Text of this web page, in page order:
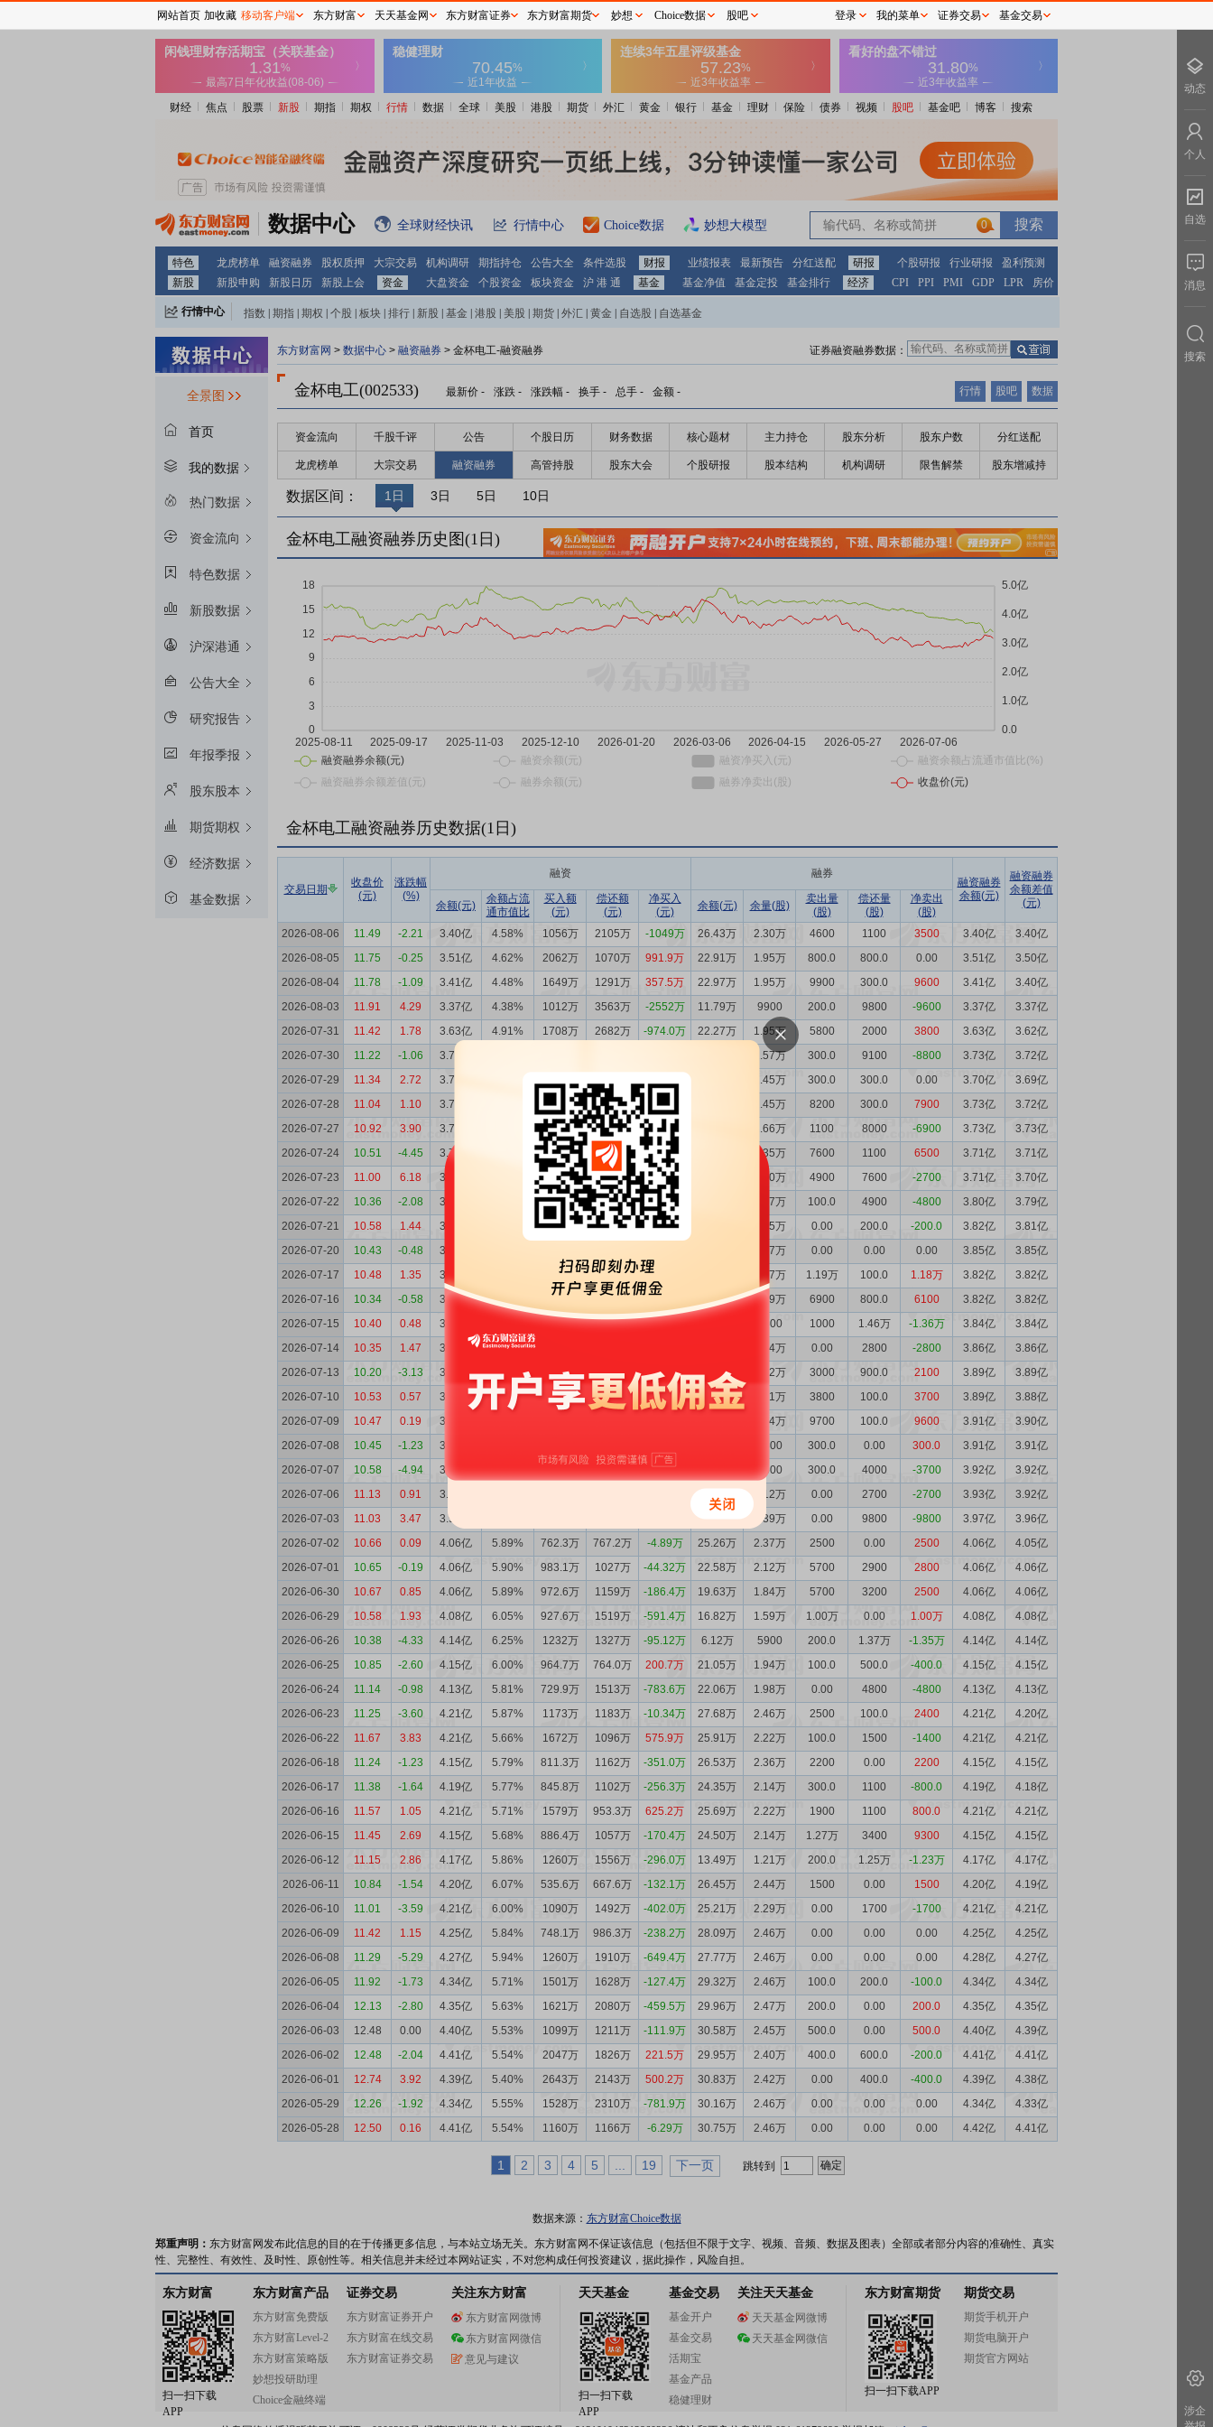
财经 焦点 股票 新股 期指 期权 行情 数据 全球 美股 港股 期货 外汇 黄金 银行 基金 理财 保险 债券 视频 股吧 基金吧 博客 搜索
数据中心 全球财经快讯 行情中心 Choice数据 妙想大模型 0
特色 龙虎榜单 融资融券 股权质押 大宗交易 机构调研 期指持仓 公告大全 条件选股 财报 业绩报表 最新预告 分红送配 研报 个股研报 行业研报
盈利预测
新股
新股申购 新股日历 新股上会 资金 大盘资金 个股资金 板块资金 沪 港 通 基金 基金净值 基金定投 基金排行 经济 CPI PPI PMI GDP LPR 房价
行情中心 指数 期指 期权 个股 板块 排行 新股 基金 港股 美股 期货 外汇 黄金 自选股 自选基金
全景图
首页
我的数据
热门数据
资金流向
特色数据
新股数据
沪深港通
公告大全
研究报告
年报季报
股东股本
期货期权
经济数据
基金数据
东方财富网 > 数据中心 > 融资融券 > 金杯电工-融资融券 证券融资融券数据：
金杯电工(002533) 最新价 - 涨跌 - 涨跌幅 - 换手 - 总手 - 金额 - 行情 股吧 数据
资金流向 千股千评 公告 个股日历 财务数据 核心题材 主力持仓 股东分析 股东户数 分红送配
龙虎榜单 大宗交易 融资融券 高管持股 股东大会 个股研报 股本结构 机构调研 限售解禁 股东增减持
数据区间： 1日 3日 5日 10日
金杯电工融资融券历史图(1 日)
金杯电工融资融券历史数据(1 日)
交易日期
收盘价
(元)
涨跌幅
(%)
融资 融券
融资融券
余额(元)
融资融券
余额差值
(元)
余额(元)
余额占流
通市值比
买入额
(元)
偿还额
(元)
净买入
(元)
余额(元) 余量(股)
卖出量
(股)
偿还量
(股)
净卖出
(股)
2026-08-06
11.49 -2.21 3.40亿 4.58% 1056万 2105万 -1049万 26.43万 2.30万 4600 1100 3500 3.40亿
3.40亿
2026-08-05
11.75 -0.25 3.51亿 4.62% 2062万 1070万 991.9万 22.91万 1.95万 800.0 800.0 0.00 3.51亿
3.50亿
2026-08-04
11.78 -1.09 3.41亿 4.48% 1649万 1291万 357.5万 22.97万 1.95万 9900 300.0 9600 3.41亿
3.40亿
2026-08-03
11.91 4.29 3.37亿 4.38% 1012万 3563万 -2552万 11.79万 9900 200.0 9800 -9600 3.37亿
3.37亿
2026-07-31
11.42 1.78 3.63亿 4.91% 1708万 2682万 -974.0万 22.27万 1.95万 5800 2000 3800 3.63亿
3.62亿
2026-07-30
11.22 -1.06 3.72亿 1.57万 300.0 9100 -8800 3.73亿
3.72亿
2026-07-29
11.34 2.72 3.70亿 2.45万 300.0 300.0 0.00 3.70亿
3.69亿
2026-07-28
11.04 1.10 3.73亿 792.9万 830.8万 -37.86万 2.45万 8200 300.0 7900 3.73亿
3.72亿
2026-07-27
10.92 3.90 3.73亿 1180万 988.5万 191.2万 1.66万 1100 8000 -6900 3.73亿
3.73亿
2026-07-24
10.51 -4.45 3.71亿 891.3万 813.5万 77.86万 2.35万 7600 1100 6500 3.71亿
3.71亿
2026-07-23
11.00 6.18 3.70亿 1345万 2249万 -904.1万 1.70万 4900 7600 -2700 3.71亿
3.70亿
2026-07-22
10.36 -2.08 3.79亿 1100万 1308万 -208.1万 1.97万 100.0 4900 -4800 3.80亿
3.79亿
2026-07-21
10.58 1.44 3.81亿 1013万 1370万 -356.6万 2.45万 0.00 200.0 -200.0 3.82亿
3.81亿
2026-07-20
10.43 -0.48 3.85亿 2.47万 0.00 0.00 0.00 3.85亿
3.85亿
2026-07-17
10.48 1.35 3.82亿 956.0万 982.0万 -25.96万 2.47万 1.19万 100.0 1.18万 3.82亿
3.82亿
2026-07-16
10.34 -0.58 3.82亿 5.72% 324.7万 481.9万 -157.2万 13.34万 1.29万 6900 800.0 6100 3.82亿
3.82亿
2026-07-15
10.40 0.48 3.84亿 436.8万 691.3万 -254.5万 6800 1000 1.46万 -1.36万 3.84亿
3.84亿
2026-07-14
10.35 1.47 3.86亿 5.78% 2.04万 0.00 2800 -2800 3.86亿
3.86亿
2026-07-13
10.20 -3.13 3.89亿 5.90% 820.8万 741.2万 79.63万 23.66万 2.32万 3000 900.0 2100 3.89亿
3.89亿
2026-07-10
10.53 0.57 3.88亿 5.71% 748.3万 951.8万 -203.5万 22.22万 2.11万 3800 100.0 3700 3.89亿
3.88亿
2026-07-09
10.47 0.19 3.90亿 1.74万 9700 100.0 9600 3.91亿
3.90亿
2026-07-08
10.45 -1.23 3.91亿 7800 300.0 0.00 300.0 3.91亿
3.91亿
2026-07-07
10.58 -4.94 3.92亿 -90.77万 7500 300.0 4000 -3700 3.92亿
3.92亿
2026-07-06
11.13 0.91 3.93亿 12.47万 1.12万 0.00 2700 -2700 3.93亿
3.92亿
2026-07-03
11.03 3.47 3.97亿 15.33万 1.39万 0.00 9800 -9800 3.97亿
3.96亿
2026-07-02
10.66 0.09 4.06亿 5.89% 762.3万 767.2万 -4.89万 25.26万 2.37万 2500 0.00 2500 4.06亿
4.05亿
2026-07-01
10.65 -0.19 4.06亿 5.90% 983.1万 1027万 -44.32万 22.58万 2.12万 5700 2900 2800 4.06亿
4.06亿
2026-06-30
10.67 0.85 4.06亿 5.89% 972.6万 1159万 -186.4万 19.63万 1.84万 5700 3200 2500 4.06亿
4.06亿
2026-06-29
10.58 1.93 4.08亿 6.05% 927.6万 1519万 -591.4万 16.82万 1.59万 1.00万 0.00 1.00万 4.08亿
4.08亿
2026-06-26
10.38 -4.33 4.14亿 6.25% 1232万 1327万 -95.12万 6.12万 5900 200.0 1.37万 -1.35万 4.14亿
4.14亿
2026-06-25
10.85 -2.60 4.15亿 6.00% 964.7万 764.0万 200.7万 21.05万 1.94万 100.0 500.0 -400.0 4.15亿
4.15亿
2026-06-24
11.14 -0.98 4.13亿 5.81% 729.9万 1513万 -783.6万 22.06万 1.98万 0.00 4800 -4800 4.13亿
4.13亿
2026-06-23
11.25 -3.60 4.21亿 5.87% 1173万 1183万 -10.34万 27.68万 2.46万 2500 100.0 2400 4.21亿
4.20亿
2026-06-22
11.67 3.83 4.21亿 5.66% 1672万 1096万 575.9万 25.91万 2.22万 100.0 1500 -1400 4.21亿
4.21亿
2026-06-18
11.24 -1.23 4.15亿 5.79% 811.3万 1162万 -351.0万 26.53万 2.36万 2200 0.00 2200 4.15亿
4.15亿
2026-06-17
11.38 -1.64 4.19亿 5.77% 845.8万 1102万 -256.3万 24.35万 2.14万 300.0 1100 -800.0 4.19亿
4.18亿
2026-06-16
11.57 1.05 4.21亿 5.71% 1579万 953.3万 625.2万 25.69万 2.22万 1900 1100 800.0 4.21亿
4.21亿
2026-06-15
11.45 2.69 4.15亿 5.68% 886.4万 1057万 -170.4万 24.50万 2.14万 1.27万 3400 9300 4.15亿
4.15亿
2026-06-12
11.15 2.86 4.17亿 5.86% 1260万 1556万 -296.0万 13.49万 1.21万 200.0 1.25万 -1.23万 4.17亿
4.17亿
2026-06-11
10.84 -1.54 4.20亿 6.07% 535.6万 667.6万 -132.1万 26.45万 2.44万 1500 0.00 1500 4.20亿
4.19亿
2026-06-10
11.01 -3.59 4.21亿 6.00% 1090万 1492万 -402.0万 25.21万 2.29万 0.00 1700 -1700 4.21亿
4.21亿
2026-06-09
11.42 1.15 4.25亿 5.84% 748.1万 986.3万 -238.2万 28.09万 2.46万 0.00 0.00 0.00 4.25亿
4.25亿
2026-06-08
11.29 -5.29 4.27亿 5.94% 1260万 1910万 -649.4万 27.77万 2.46万 0.00 0.00 0.00 4.28亿
4.27亿
2026-06-05
11.92 -1.73 4.34亿 5.71% 1501万 1628万 -127.4万 29.32万 2.46万 100.0 200.0 -100.0 4.34亿
4.34亿
2026-06-04
12.13 -2.80 4.35亿 5.63% 1621万 2080万 -459.5万 29.96万 2.47万 200.0 0.00 200.0 4.35亿
4.35亿
2026-06-03
12.48 0.00 4.40亿 5.53% 1099万 1211万 -111.9万 30.58万 2.45万 500.0 0.00 500.0 4.40亿
4.39亿
2026-06-02
12.48 -2.04 4.41亿 5.54% 2047万 1826万 221.5万 29.95万 2.40万 400.0 600.0 -200.0 4.41亿
4.41亿
2026-06-01
12.74 3.92 4.39亿 5.40% 2643万 2143万 500.2万 30.83万 2.42万 0.00 400.0 -400.0 4.39亿
4.38亿
2026-05-29
12.26 -1.92 4.34亿 5.55% 1528万 2310万 -781.9万 30.16万 2.46万 0.00 0.00 0.00 4.34亿
4.33亿
2026-05-28
12.50 0.16 4.41亿 5.54% 1160万 1166万 -6.29万 30.75万 2.46万 0.00 0.00 0.00 4.42亿 4.41亿
1 2 3 4 5 19 下一页 跳转到
数据来源： 东方财富Choice数据
郑重声明： 东方财富网发布此信息的目的在于传播更多信息，与本站立场无关。东方财富网不保证该信息（包括但不限于文字、视频、音频、数据及图表）全部或者部分内容的准确性、真实
性、完整性、有效性、及时性、原创性等。相关信息并未经过本网站证实，不对您构成任何投资建议，据此操作，风险自担。
东方财富
扫一扫下载
APP
东方财富产品
东方财富免费版
东方财富Level-2
东方财富策略版
妙想投研助理
Choice金融终端
证券交易
东方财富证券开户
东方财富在线交易
东方财富证券交易
关注东方财富
东方财富网微博
东方财富网微信
意见与建议
天天基金
扫一扫下载
APP
基金交易
基金开户
基金交易
活期宝
基金产品
稳健理财
关注天天基金
天天基金网微博
天天基金网微信
东方财富期货
扫一扫下载APP
期货交易
期货手机开户
期货电脑开户
期货官方网站
网站首页 加收藏 移动客户端 东方财富 天天基金网 东方财富证券 东方财富期货 妙想 Choice数据 股吧 登录 我的菜单 证券交易 基金交易
动态
个人
自选
消息
搜索
涉企